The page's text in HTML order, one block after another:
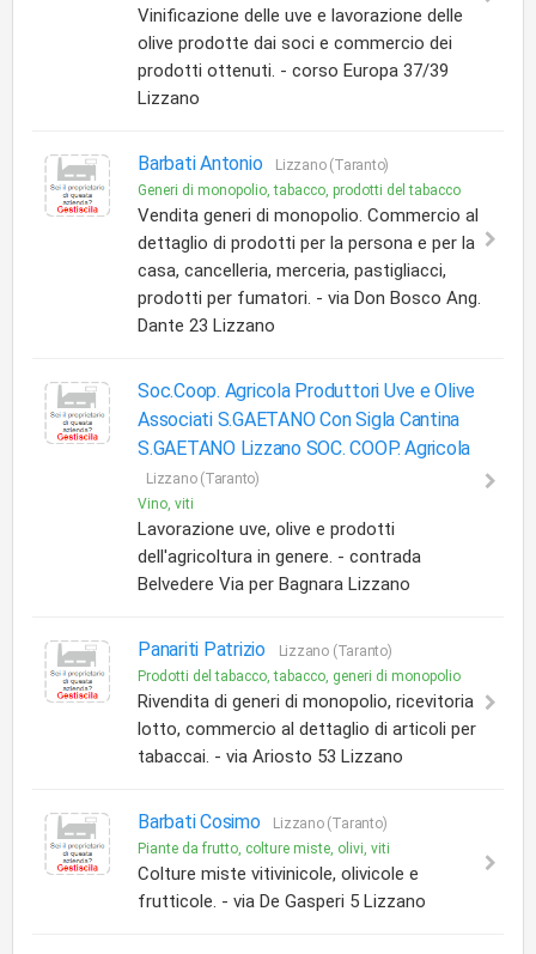
Vinificazione delle uve e lavorazione delle
olive prodotte dai soci e commercio dei
prodotti ottenuti. - corso Europa 37/39
Lizzano
Barbati Antonio
Lizzano (Taranto)
Generi di monopolio, tabacco, prodotti del tabacco
Vendita generi di monopolio. Commercio al
dettaglio di prodotti per la persona e per la
casa, cancelleria, merceria, pastigliacci,
prodotti per fumatori. - via Don Bosco Ang.
Dante 23 Lizzano
Soc.Coop. Agricola Produttori Uve e Olive
Associati S.GAETANO Con Sigla Cantina
S.GAETANO Lizzano SOC. COOP. Agricola
Lizzano (Taranto)
Vino, viti
Lavorazione uve, olive e prodotti
dell'agricoltura in genere. - contrada
Belvedere Via per Bagnara Lizzano
Panariti Patrizio
Lizzano (Taranto)
Prodotti del tabacco, tabacco, generi di monopolio
Rivendita di generi di monopolio, ricevitoria
lotto, commercio al dettaglio di articoli per
tabaccai. - via Ariosto 53 Lizzano
Barbati Cosimo
Lizzano (Taranto)
Piante da frutto, colture miste, olivi, viti
Colture miste vitivinicole, olivicole e
frutticole. - via De Gasperi 5 Lizzano